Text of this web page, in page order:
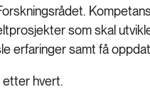
som skal
erfaringer samt få
etter hvert.